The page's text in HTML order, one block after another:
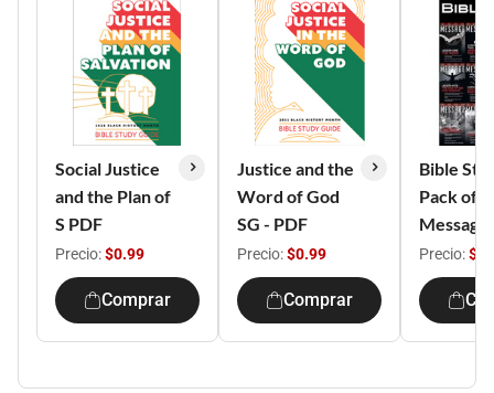
Social Justice
and the Plan of
S PDF
Precio:$0.99
Comprar
Justice and the
Word of God
SG - PDF
Precio:$0.99
Comprar
Bible
Pack of
Message
Precio: